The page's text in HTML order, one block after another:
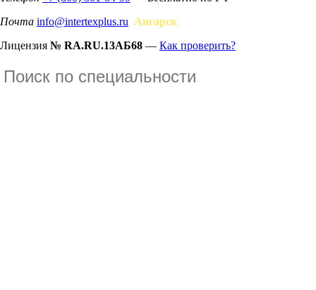
Почта info@intertexplus.ru Ангарск
Лицензия № RA.RU.13АБ68 — Как проверить?